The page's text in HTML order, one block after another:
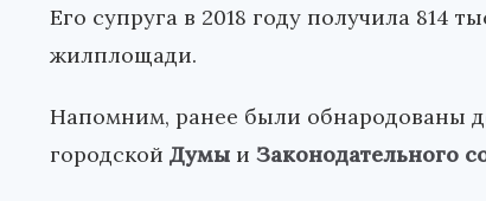
Его супруга в 2018 году получила 814
жилплощади.
Напомним, ранее были обнародованы
городской Думы и Законодательного